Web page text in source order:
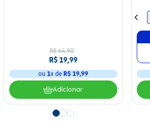
R$ 64,90
R$19,99
ou 1x de R$ 19,99
Adicionar